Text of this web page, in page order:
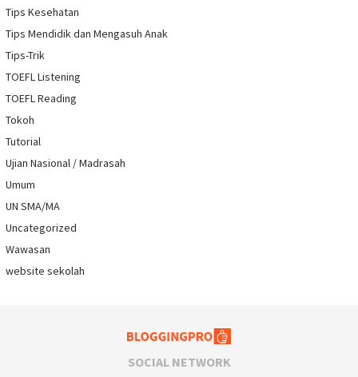
Tips Kesehatan
Tips Mendidik dan Mengasuh Anak
Tips-Trik
TOEFL Listening
TOEFL Reading
Tokoh
Tutorial
Ujian Nasional / Madrasah
Umum
UN SMA/MA
Uncategorized
Wawasan
website sekolah
SOCIAL NETWORK